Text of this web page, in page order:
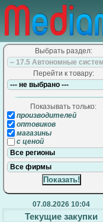
Выбрать раздел:
Перейти к товару:
Показывать только:
производителей
оптовиков
магазины
с ценой
07.08.2026 10:04
Текущие закупки